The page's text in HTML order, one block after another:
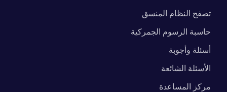
تصفح النظام المنسق
حاسبة الرسوم الجمركية
أسئلة وأجوبة
الأسئلة الشائعة
مركز المساعدة